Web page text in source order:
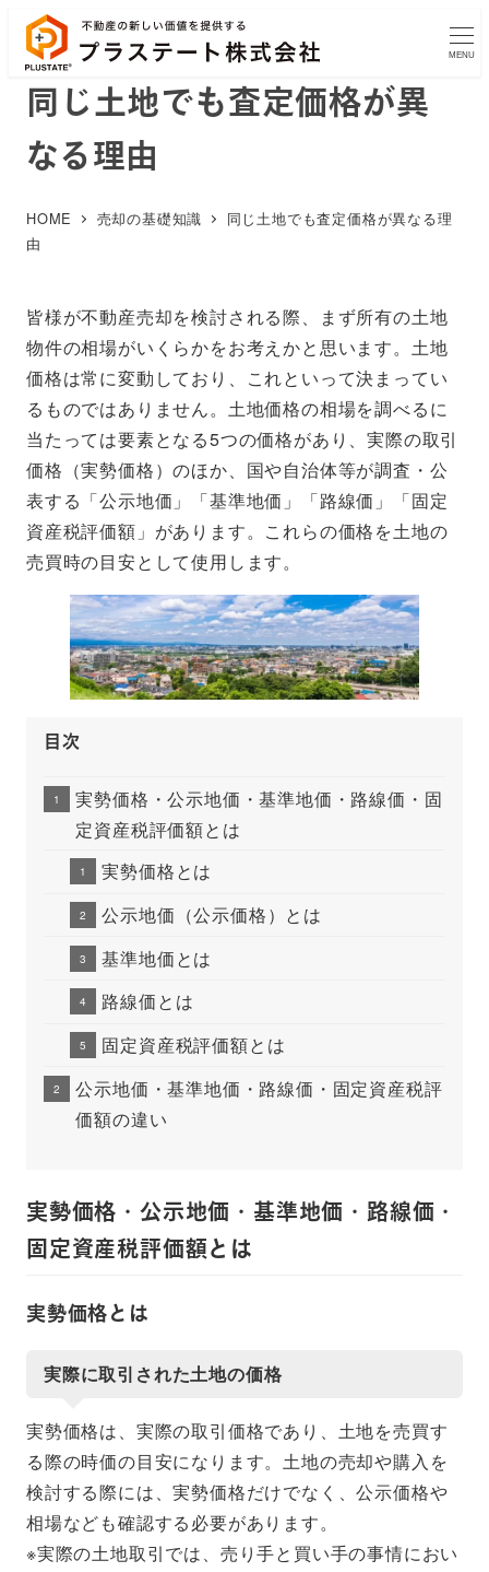
MENU
同じ土地でも査定価格が異
なる理由
HOME 売却の基礎知識
同じ土地でも査定価格が異なる理
由
皆様が不動産売却を検討される際、まず所有の土地
物件の相場がいくらかをお考えかと思います。土地
価格は常に変動しており、これといって決まってい
るものではありません。土地価格の相場を調べるに
当たっては要素となる5つの価格があり、実際の取引
価格（実勢価格）のほか、国や自治体等が調査・公
表する「公示地価」「基準地価」「路線価」「固定
資産税評価額」があります。これらの価格を土地の
売買時の目安として使用します。
目次
実勢価格・公示地価・基準地価・路線価・固
定資産税評価額とは
実勢価格とは
公示地価（公示価格）とは
基準地価とは
路線価とは
固定資産税評価額とは
公示地価・基準地価・路線価・固定資産税評
価額の違い
実勢価格・公示地価・基準地価・路線価・
固定資産税評価額とは
実勢価格とは
実際に取引された土地の価格
実勢価格は、実際の取引価格であり、土地を売買す
る際の時価の目安になります。土地の売却や購入を
検討する際には、実勢価格だけでなく、公示価格や
相場なども確認する必要があります。
※実際の土地取引では、売り手と買い手の事情におい